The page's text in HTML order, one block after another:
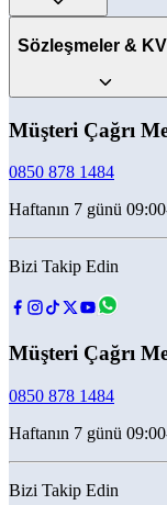
Sözleşmeler &
Müşteri Çağrı
0850 878 1484
Haftanın 7 günü
Bizi Takip Edin
Müşteri Çağrı
0850 878 1484
Haftanın 7 günü
Bizi Takip Edin